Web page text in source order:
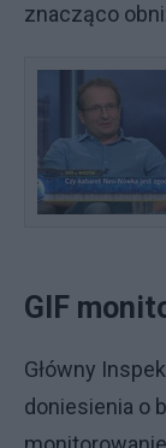
znacząco
GIF
Główny
doniesienia o